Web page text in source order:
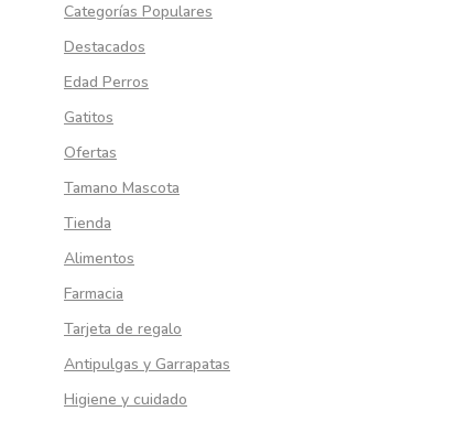
Categorías Populares
Destacados
Edad Perros
Gatitos
Ofertas
Tamano Mascota
Tienda
Alimentos
Farmacia
Tarjeta de regalo
Antipulgas y Garrapatas
Higiene y cuidado